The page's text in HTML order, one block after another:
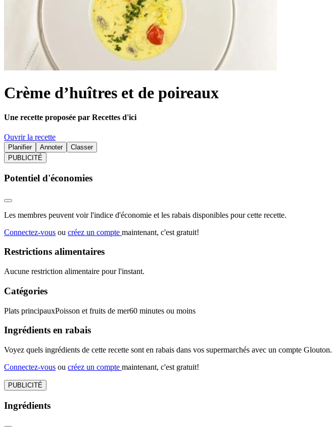
Crème d’huîtres et de poireaux
Une recette proposée par Recettes d'ici
Ouvrir la recette
Planifier Annoter
Classer
PUBLICITÉ
Potentiel d'économies
Les membres peuvent voir l'indice d'économie et les rabais disponibles pour cette recette.
Connectez-vous ou créez un compte maintenant, c'est gratuit!
Restrictions alimentaires
Aucune restriction alimentaire pour l'instant.
Catégories
Plats principauxPoisson et fruits de mer60 minutes ou moins
Ingrédients en rabais
Voyez quels ingrédients de cette recette sont en rabais dans vos supermarchés avec un compte Glouton.
Connectez-vous ou créez un compte maintenant, c'est gratuit!
PUBLICITÉ
Ingrédients